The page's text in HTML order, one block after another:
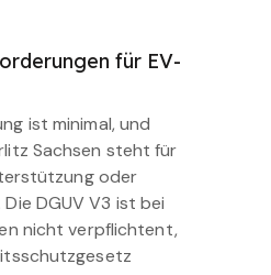
für EV-
ist minimal, und
Sachsen steht für
oder
DGUV V3 ist bei
nicht verpflichtent,